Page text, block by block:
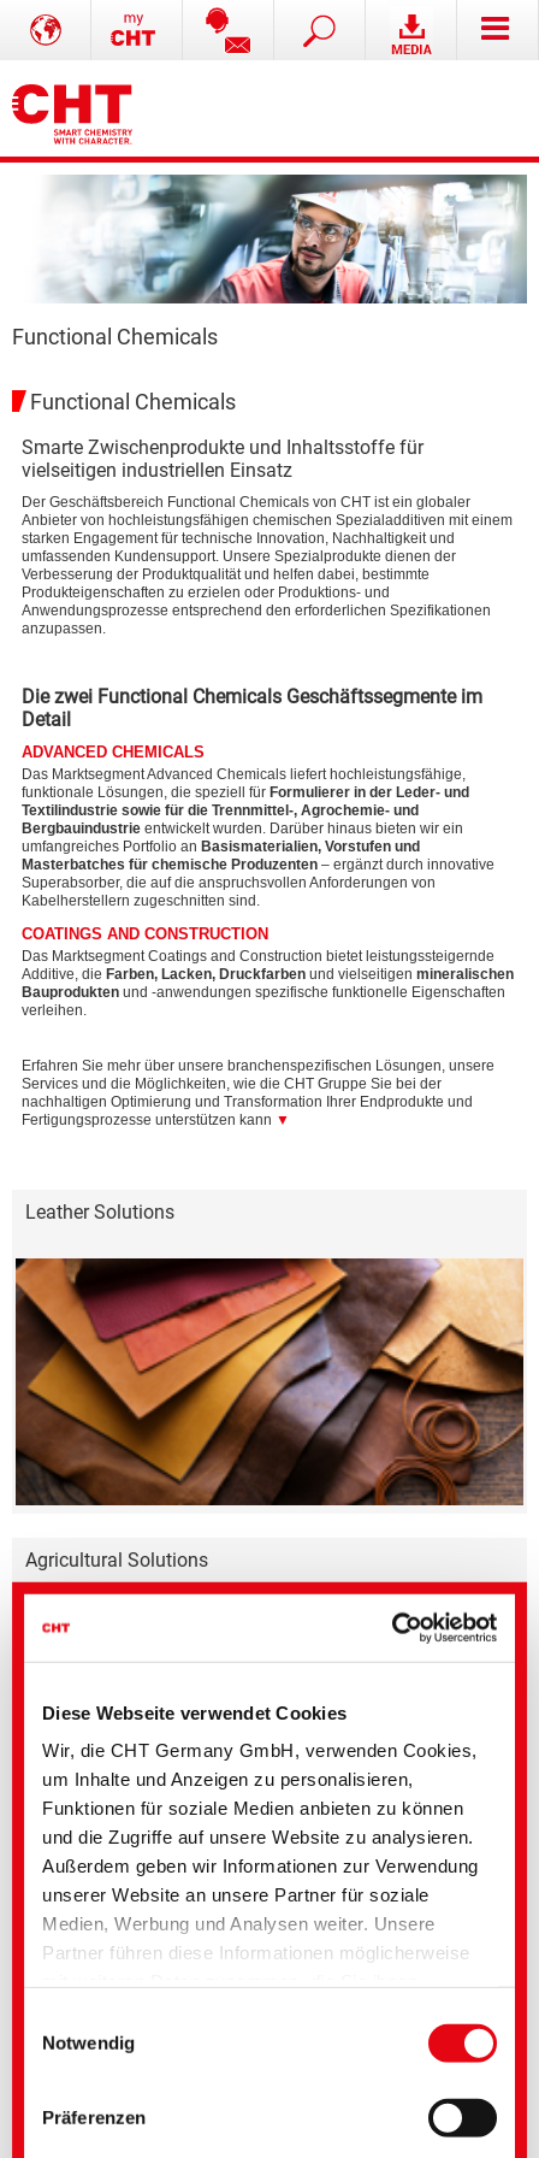
Diese Webseite verwendet Cookies
Wir, die CHT Germany GmbH, verwenden Cookies,
um Inhalte und Anzeigen zu personalisieren,
Funktionen für soziale Medien anbieten zu können
und die Zugriffe auf unsere Website zu analysieren.
Außerdem geben wir Informationen zur Verwendung
unserer Website an unsere Partner für soziale
Medien, Werbung und Analysen weiter. Unsere
Partner führen diese Informationen möglicherweise
Nutzung der Dienste gesammelt wurden. Sie geben
Einwilligung zu unseren Cookies, wenn Sie unsere
Webseite weiterhin nutzen. Bei einigen verwendeten
Diensten besteht die Möglichkeit, dass Daten in die
Notwendig
Präferenzen
Functional Chemicals
Functional Chemicals
Smarte Zwischenprodukte und Inhaltsstoffe für
vielseitigen industriellen Einsatz
Der Geschäftsbereich Functional Chemicals von CHT ist ein globaler
Anbieter von hochleistungsfähigen chemischen Spezialadditiven mit einem
starken Engagement für technische Innovation, Nachhaltigkeit und
umfassenden Kundensupport. Unsere Spezialprodukte dienen der
Verbesserung der Produktqualität und helfen dabei, bestimmte
Produkteigenschaften zu erzielen oder Produktions- und
Anwendungsprozesse entsprechend den erforderlichen Spezifikationen
anzupassen.
Die zwei Functional Chemicals Geschäftssegmente im
Detail
ADVANCED CHEMICALS
Das Marktsegment Advanced Chemicals liefert hochleistungsfähige,
funktionale Lösungen, die speziell für Formulierer in der Leder- und
Textilindustrie sowie für die Trennmittel-, Agrochemie- und
Bergbauindustrie entwickelt wurden. Darüber hinaus bieten wir ein
umfangreiches Portfolio an Basismaterialien, Vorstufen und
Masterbatches für chemische Produzenten – ergänzt durch innovative
Superabsorber, die auf die anspruchsvollen Anforderungen von
Kabelherstellern zugeschnitten sind.
COATINGS AND CONSTRUCTION
Das Marktsegment Coatings and Construction bietet leistungssteigernde
Additive, die Farben, Lacken, Druckfarben und vielseitigen mineralischen
Bauprodukten und -anwendungen spezifische funktionelle Eigenschaften
verleihen.
Erfahren Sie mehr über unsere branchenspezifischen Lösungen, unsere
Services und die Möglichkeiten, wie die CHT Gruppe Sie bei der
nachhaltigen Optimierung und Transformation Ihrer Endprodukte und
Fertigungsprozesse unterstützen kann ▼
Leather Solutions
Agricultural Solutions
Formulation Additives - Co-Producer